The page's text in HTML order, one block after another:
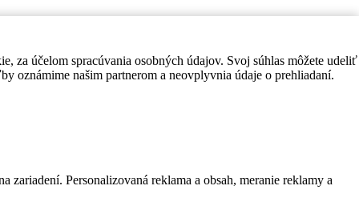
za účelom spracúvania osobných údajov. Svoj súhlas môžete udeliť
oznámime našim partnerom a neovplyvnia údaje o prehliadaní.
Personalizovaná reklama a obsah, meranie reklamy a